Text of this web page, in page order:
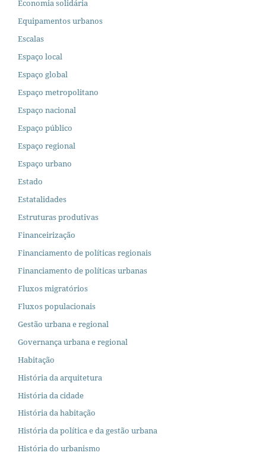
Economia solidária
Equipamentos urbanos
Escalas
Espaço local
Espaço global
Espaço metropolitano
Espaço nacional
Espaço público
Espaço regional
Espaço urbano
Estado
Estatalidades
Estruturas produtivas
Financeirização
Financiamento de políticas regionais
Financiamento de políticas urbanas
Fluxos migratórios
Fluxos populacionais
Gestão urbana e regional
Governança urbana e regional
Habitação
História da arquitetura
História da cidade
História da habitação
História da política e da gestão urbana
História do urbanismo